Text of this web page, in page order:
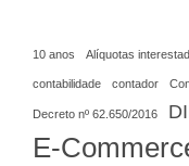
10 anos Alíquotas
contabilidade contador
Decreto nº 62.650/2016
E-